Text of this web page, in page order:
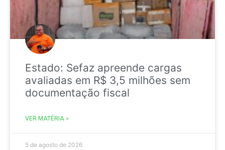
Estado: Sefaz apreende cargas
avaliadas em R$ 3,5 milhões sem
documentação fiscal
VER MATÉRIA »
5 de agosto de 2026